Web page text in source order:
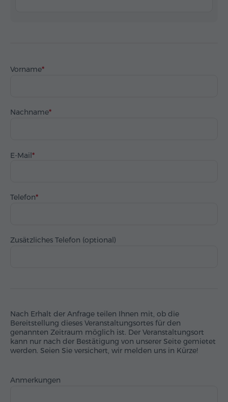
Vorname
Nachname
E-Mail
Telefon
Zusätzliches Telefon (optional)
Nach Erhalt der Anfrage teilen Ihnen mit, ob die
Bereitstellung dieses Veranstaltungsortes für den
genannten Zeitraum möglich ist. Der Veranstaltungsort
kann nur nach der Bestätigung von unserer Seite gemietet
werden. Seien Sie versichert, wir melden uns in Kürze!
Anmerkungen